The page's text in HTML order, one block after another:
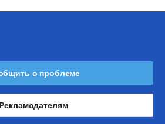
о проблеме
Рекламодателям